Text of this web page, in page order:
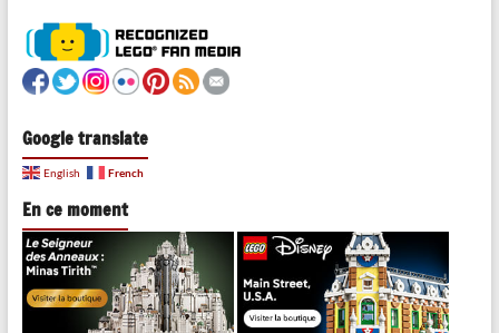
Google translate
English French
En ce moment